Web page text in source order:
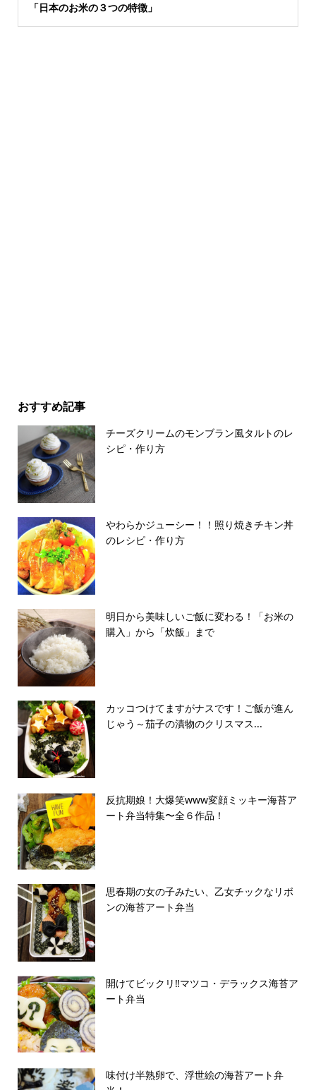
「日本のお米の３つの特徴」
おすすめ記事
チーズクリームのモンブラン風タルトのレ
シピ・作り方
やわらかジューシー！！照り焼きチキン丼
のレシピ・作り方
明日から美味しいご飯に変わる！「お米の
購入」から「炊飯」まで
カッコつけてますがナスです！ご飯が進ん
じゃう～茄子の漬物のクリスマス...
反抗期娘！大爆笑www変顔ミッキー海苔ア
ート弁当特集〜全６作品！
思春期の女の子みたい、乙女チックなリボ
ンの海苔アート弁当
開けてビックリ‼️マツコ・デラックス海苔ア
ート弁当
味付け半熟卵で、浮世絵の海苔アート弁